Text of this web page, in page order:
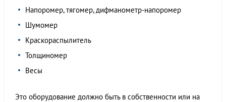
Напоромер, тягомер, дифманометр-напоромер
Шумомер
Краскораспылитель
Толщиномер
Весы
Это оборудование должно быть в собственности или на